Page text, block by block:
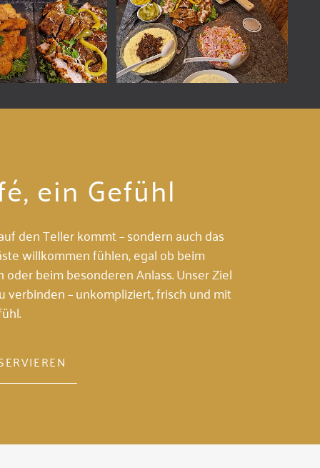
ein Gefühl
den Teller kommt – sondern auch das
willkommen fühlen, egal ob beim
beim besonderen Anlass. Unser Ziel
– unkompliziert, frisch und mit